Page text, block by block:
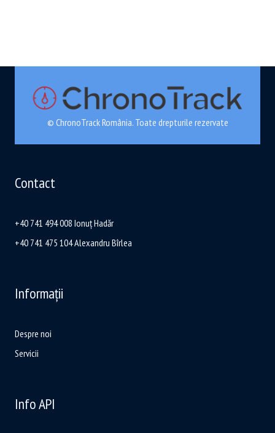
© ChronoTrack România. Toate drepturile rezervate
Contact
+40 741 494 008 Ionuț Hadăr
+40 741 475 104 Alexandru Bîrlea
Informații
Despre noi
Servicii
Info API